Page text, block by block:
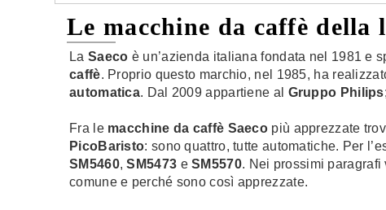
Le macchine da caffè della
La Saeco è un’azienda italiana fondata nel 1981 e
caffè. Proprio questo marchio, nel 1985, ha
automatica. Dal 2009 appartiene al Gruppo Philips
Fra le macchine da caffè Saeco più apprezzate
PicoBaristo: sono quattro, tutte automatiche. Per
SM5460,SM5473 eSM5570. Nei prossimi
comune e perché sono così apprezzate.